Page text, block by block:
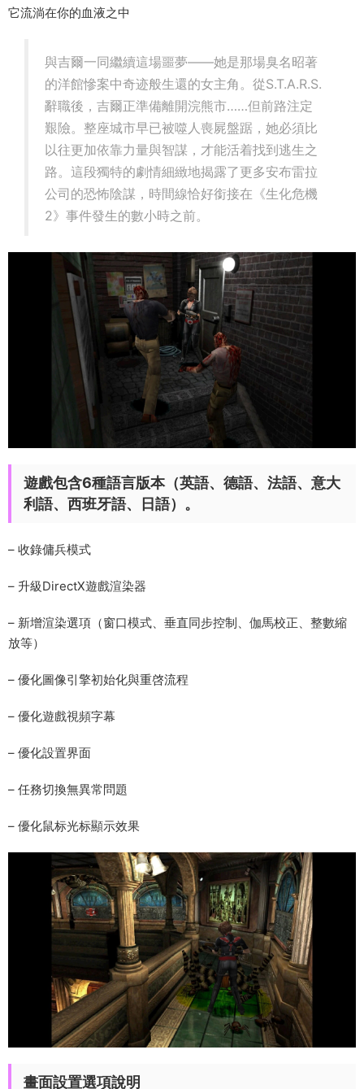
它流淌在你的血液之中
與吉爾一同繼續這場噩夢——她是那場臭名昭著
的洋館慘案中奇迹般生還的女主角。從S.T.A.R.S.
辭職後，吉爾正準備離開浣熊市……但前路注定
艱險。整座城市早已被噬人喪屍盤踞，她必須比
以往更加依靠力量與智謀，才能活着找到逃生之
路。這段獨特的劇情細緻地揭露了更多安布雷拉
公司的恐怖陰謀，時間線恰好銜接在《生化危機
2》事件發生的數小時之前。
遊戲包含6種語言版本（英語、德語、法語、意大
利語、西班牙語、日語）。
– 收錄傭兵模式
– 升級DirectX遊戲渲染器
– 新增渲染選項（窗口模式、垂直同步控制、伽馬校正、整數縮
放等）
– 優化圖像引擎初始化與重啓流程
– 優化遊戲視頻字幕
– 優化設置界面
– 任務切換無異常問題
– 優化鼠标光标顯示效果
畫面設置選項說明